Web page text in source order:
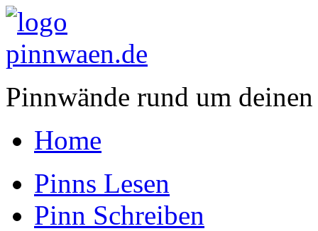
Pinnwände rund um
Home
Pinns Lesen
Pinn Schreiben